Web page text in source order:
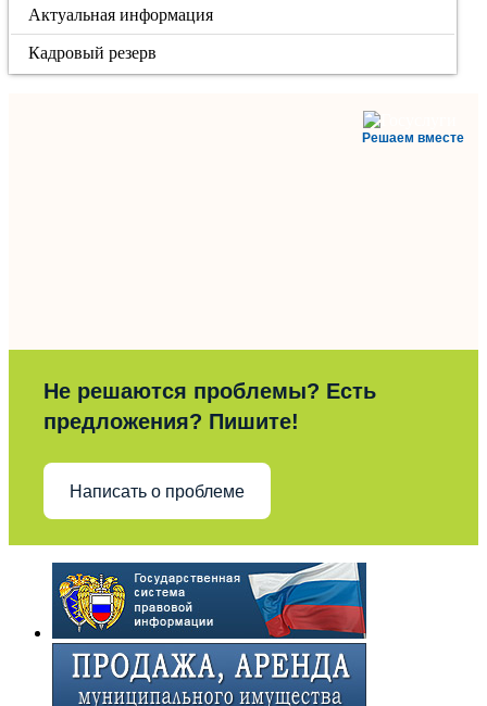
Актуальная информация
Кадровый резерв
Решаем вместе
Не решаются проблемы? Есть
предложения? Пишите!
Написать о проблеме